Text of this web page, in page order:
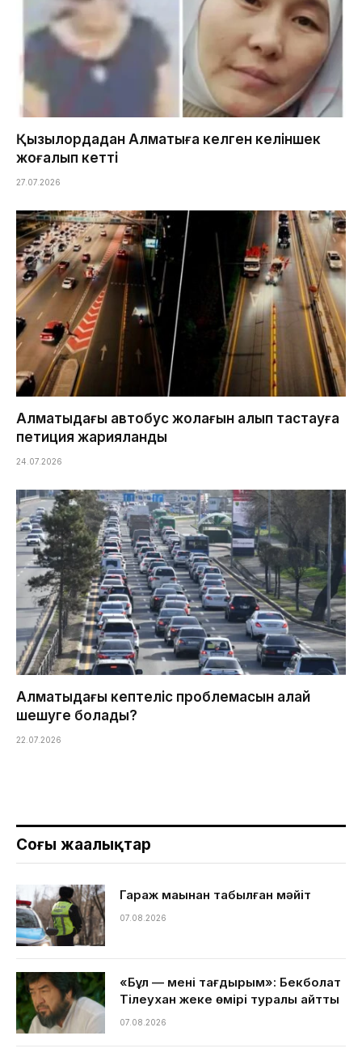
Қызылордадан Алматыға келген келіншек
жоғалып кетті
27.07.2026
Алматыдағы автобус жолағын алып тастауға
петиция жарияланды
24.07.2026
Алматыдағы кептеліс проблемасын қалай
шешуге болады?
22.07.2026
Соңғы жаңалықтар
Гараж маңынан табылған мәйіт
07.08.2026
«Бұл — менің тағдырым»: Бекболат
Тілеухан жеке өмірі туралы айтты
07.08.2026